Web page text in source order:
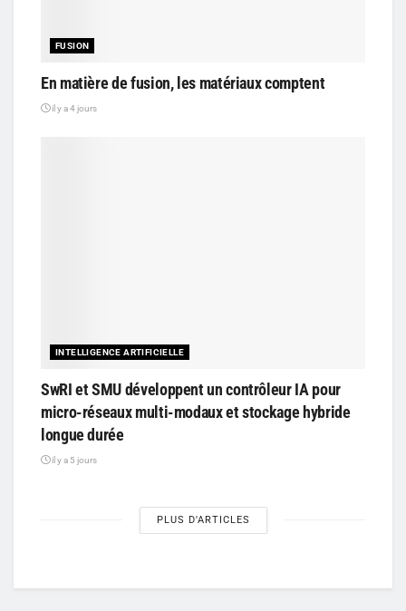
FUSION
En matière de fusion, les matériaux comptent
il y a 4 jours
INTELLIGENCE ARTIFICIELLE
SwRI et SMU développent un contrôleur IA pour
micro-réseaux multi-modaux et stockage hybride
longue durée
il y a 5 jours
PLUS D'ARTICLES